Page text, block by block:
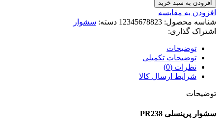
افزودن به سبد خرید
افزودن به مقایسه
شناسه محصول: 12345678823 دسته: سشوار
اشتراک گذاری:
توضیحات
توضیحات تکمیلی
نظرات (0)
شرایط ارسال کالا
توضیحات
سشوار پرینسلی PR238